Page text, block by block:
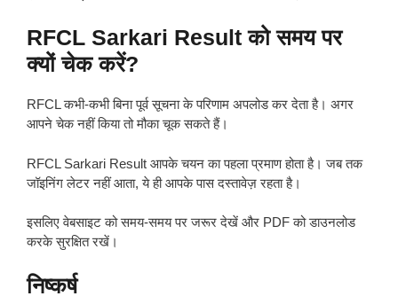
RFCL Sarkari Result को समय पर
क्यों चेक करें?
RFCL कभी-कभी बिना पूर्व सूचना के परिणाम अपलोड कर देता है। अगर
आपने चेक नहीं किया तो मौका चूक सकते हैं।
RFCL Sarkari Result आपके चयन का पहला प्रमाण होता है। जब तक
जॉइनिंग लेटर नहीं आता, ये ही आपके पास दस्तावेज़ रहता है।
इसलिए वेबसाइट को समय-समय पर जरूर देखें और PDF को डाउनलोड
करके सुरक्षित रखें।
निष्कर्ष